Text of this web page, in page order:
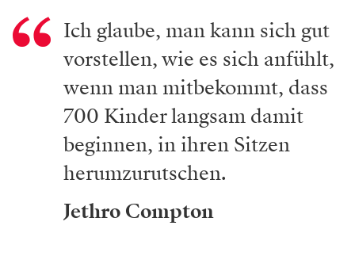
Ich glaube, man kann sich gut
vorstellen, wie es sich anfühlt,
wenn man mitbekommt, dass
700 Kinder langsam damit
beginnen, in ihren Sitzen
herumzurutschen.
Jethro Compton